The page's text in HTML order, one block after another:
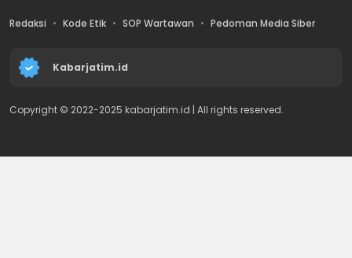
Redaksi Kode Etik SOP Wartawan Pedoman Media Siber
Kabarjatim.id
Copyright © 2022-2025 kabarjatim.id | All rights reserved.